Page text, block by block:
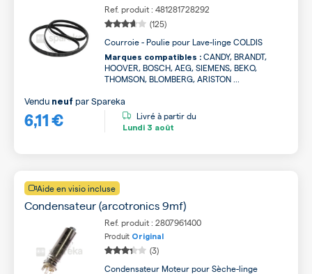
Ref. produit : 481281728292
(125)
Courroie - Poulie pour Lave-linge COLDIS
Marques compatibles : CANDY, BRANDT,
HOOVER, BOSCH, AEG, SIEMENS, BEKO,
THOMSON, BLOMBERG, ARISTON ...
6,11 €
Vendu neuf parSpareka
Livré à partir du
Lundi 3 août
Aide en visio incluse
Condensateur (arcotronics 9mf)
Ref. produit : 2807961400
Produit Original
(3)
Condensateur Moteur pour Sèche-linge